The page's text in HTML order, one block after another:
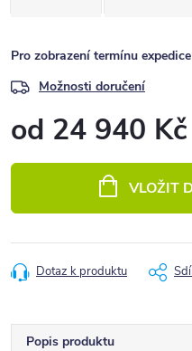
Pro zobrazení termínu
Možnosti doručení
od 24 940 Kč
VLOŽIT
Dotaz k produktu
Popis produktu